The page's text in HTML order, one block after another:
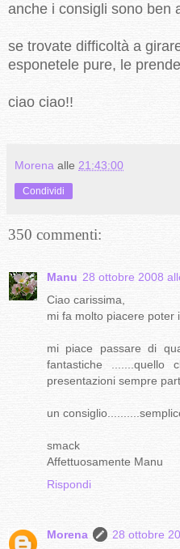
anche i consigli sono ben
se trovate difficoltà a
esponetele pure, le
ciao ciao!!
Morena alle 21:43:00
Condividi
350 commenti:
Manu 28 ottobre 2008
Ciao carissima,
mi fa molto piacere poter
mi piace passare di
fantastiche
presentazioni sempre
un
smack
Affettuosamente Manu
Rispondi
Morena
28 ottobre